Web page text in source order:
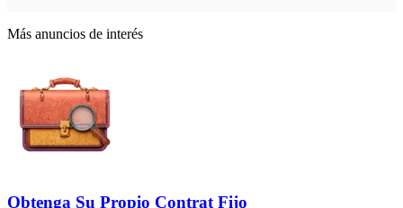
Más anuncios de interés
Obtenga Su Propio Contrat Fijo